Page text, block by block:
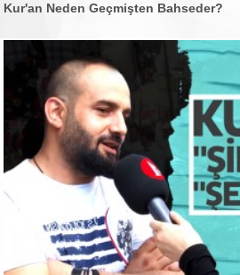
Kur'an Neden Geçmişten Bahseder?